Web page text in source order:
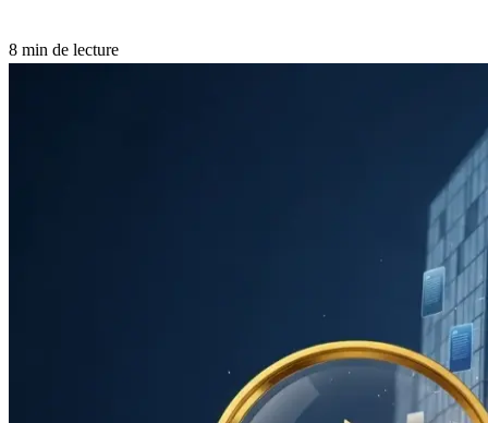
8 min de lecture